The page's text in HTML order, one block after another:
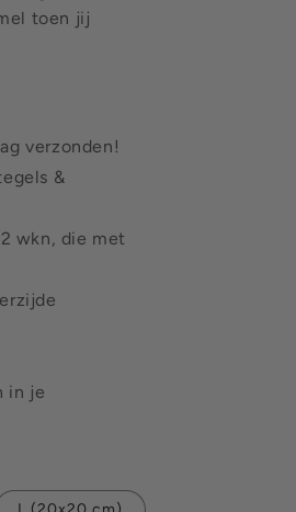
toen jij
verzonden!
&
wkn, die met
in je